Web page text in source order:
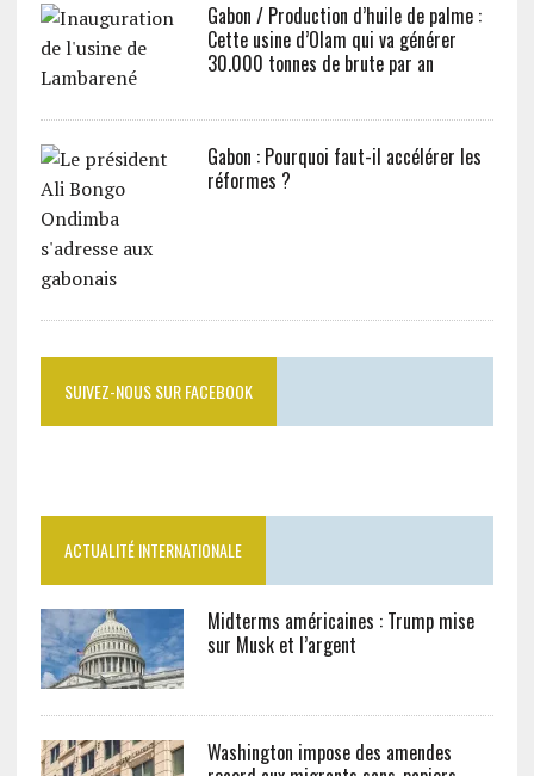
Gabon / Production d’huile de palme :
Cette usine d’Olam qui va générer
30.000 tonnes de brute par an
Gabon : Pourquoi faut-il accélérer les
réformes ?
SUIVEZ-NOUS SUR FACEBOOK
ACTUALITÉ INTERNATIONALE
Midterms américaines : Trump mise
sur Musk et l’argent
Washington impose des amendes